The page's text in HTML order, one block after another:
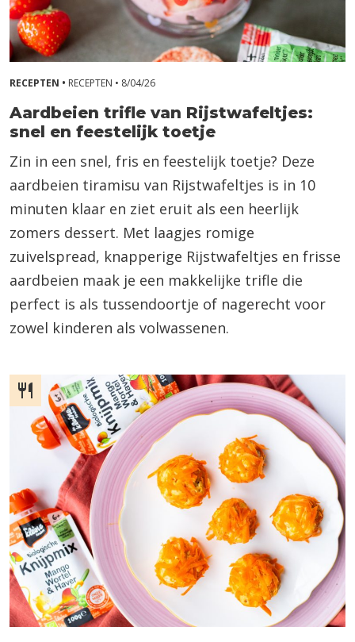
RECEPTEN • RECEPTEN • 8/04/26
Aardbeien trifle van Rijstwafeltjes:
snel en feestelijk toetje
Zin in een snel, fris en feestelijk toetje? Deze
aardbeien tiramisu van Rijstwafeltjes is in 10
minuten klaar en ziet eruit als een heerlijk
zomers dessert. Met laagjes romige
zuivelspread, knapperige Rijstwafeltjes en frisse
aardbeien maak je een makkelijke trifle die
perfect is als tussendoortje of nagerecht voor
zowel kinderen als volwassenen.